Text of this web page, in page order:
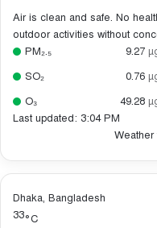
Air is clean and safe. No
outdoor activities without
PM₂.₅
9.27
SO₂
0.76
O₃
49.28
Last updated: 3:04 PM
Weather
Dhaka, Bangladesh
33°C